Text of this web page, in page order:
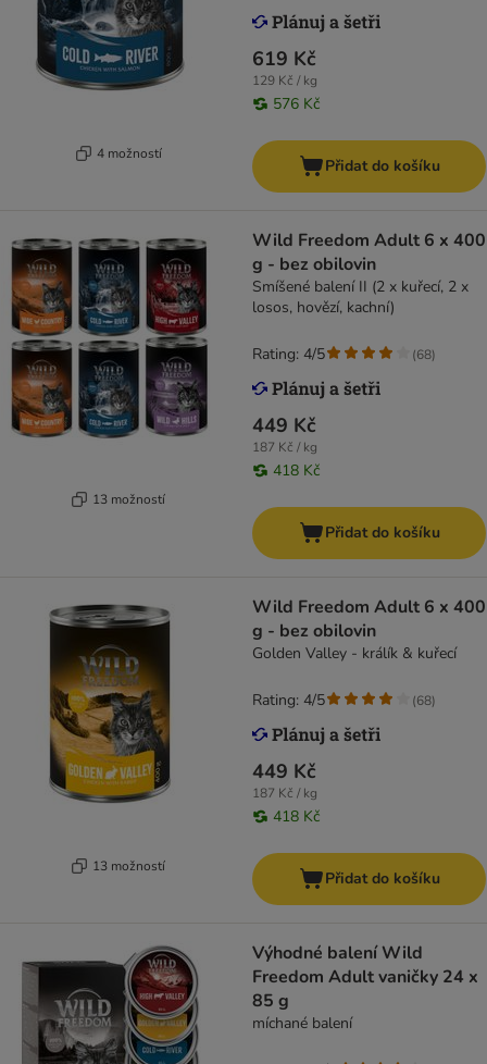
4 možností
619 Kč
129 Kč / kg
576 Kč
Přidat do košíku
13 možností
Wild Freedom Adult 6 x 400
g - bez obilovin
Smíšené balení II (2 x kuřecí, 2 x
losos, hovězí, kachní)
449 Kč
187 Kč / kg
418 Kč
Rating: 4/5 (68)
Přidat do košíku
13 možností
Wild Freedom Adult 6 x 400
g - bez obilovin
Golden Valley - králík & kuřecí
449 Kč
187 Kč / kg
418 Kč
Rating: 4/5 (68)
Přidat do košíku
Výhodné balení Wild
Freedom Adult vaničky 24 x
85 g
míchané balení